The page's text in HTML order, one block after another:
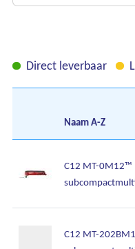
Ons
Direct leverbaar
NaamA-Z
C12 MT-0M12™
C12 MT-